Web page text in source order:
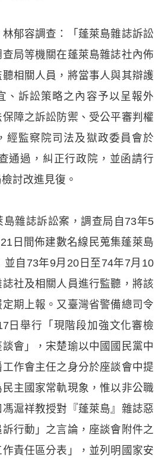
郁容調查：「蓬萊島雜誌訴訟
局等機關在蓬萊島雜誌社內佈
相關人員，將當事人與其辯護
、訴訟策略之內容予以呈報外
障之訴訟防禦、受公平審判權
經監察院司法及獄政委員會於
通過，糾正行政院，並函請行
討改進見復。
島雜誌訴訟案，調查局自73年5
日間佈建數名線民蒐集蓬萊島
並自73年9月20日至74年7月10
誌社及相關人員進行監聽，將該
期上報。又臺灣省警備總司令
日舉行「現階段加強文化審檢
會」，宋楚瑜以中國國民黨中
作會主任之身分於座談會中提
主國家常軌現象，惟以非公職
滬祥教授對『蓬萊島』雜誌惡
行動」之言論，座談會附件之
作責任區分表」，並列明國家安